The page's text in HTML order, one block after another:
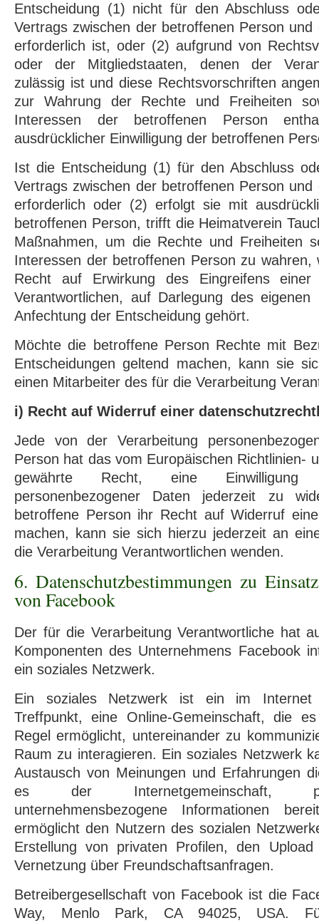
Entscheidung (1) nicht für den Abschluss
Vertrags zwischen der betroffenen Person und
erforderlich ist, oder (2) aufgrund von
oder der Mitgliedstaaten, denen der
zulässig ist und diese Rechtsvorschriften
zur Wahrung der Rechte und Freiheiten
Interessen der betroffenen Person
ausdrücklicher Einwilligung der betroffenen
Ist die Entscheidung (1) für den Abschluss
Vertrags zwischen der betroffenen Person und
erforderlich oder (2) erfolgt sie mit
betroffenen Person, trifft die Heimatverein
Maßnahmen, um die Rechte und Freiheiten
Interessen der betroffenen Person zu wahren,
Recht auf Erwirkung des Eingreifens
Verantwortlichen, auf Darlegung des
Anfechtung der Entscheidung gehört.
Möchte die betroffene Person Rechte mit
Entscheidungen geltend machen, kann sie
einen Mitarbeiter des für die Verarbeitung
i) Recht auf Widerruf einer
Jede von der Verarbeitung
Person hat das vom Europäischen Richtlinien-
gewährte Recht, eine Einwilligung
personenbezogener Daten jederzeit zu
betroffene Person ihr Recht auf Widerruf
machen, kann sie sich hierzu jederzeit an
die Verarbeitung Verantwortlichen wenden.
6. Datenschutzbestimmungen zu
von Facebook
Der für die Verarbeitung Verantwortliche hat
Komponenten des Unternehmens Facebook
ein soziales Netzwerk.
Ein soziales Netzwerk ist ein im Internet
Treffpunkt, eine Online-Gemeinschaft, die
Regel ermöglicht, untereinander zu
Raum zu interagieren. Ein soziales Netzwerk
Austausch von Meinungen und Erfahrungen
es der Internetgemeinschaft,
unternehmensbezogene Informationen
ermöglicht den Nutzern des sozialen
Erstellung von privaten Profilen, den
Vernetzung über Freundschaftsanfragen.
Betreibergesellschaft von Facebook ist die
Way, Menlo Park, CA 94025, USA.